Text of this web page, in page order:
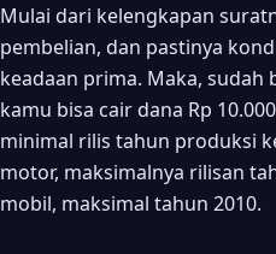
Mulai dari kelengkapan
pembelian, dan pastinya
keadaan prima. Maka, sudah
kamu bisa cair dana Rp
minimal rilis tahun produksi
motor, maksimalnya rilisan
mobil, maksimal tahun 2010.